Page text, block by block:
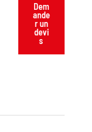
Dem
ande
r un
devi
s